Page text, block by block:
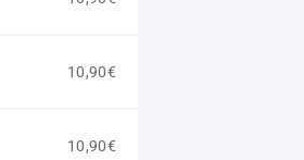
10,90€
10,90€